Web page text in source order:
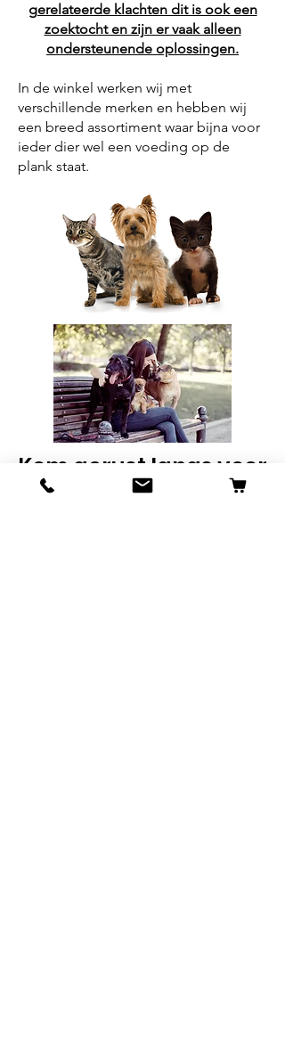
gerelateerde klachten dit is ook een
zoektocht en zijn er vaak alleen
ondersteunende oplossingen.
In de winkel werken wij met
verschillende merken en hebben wij
een breed assortiment waar bijna voor
ieder dier wel een voeding op de
plank staat.
Kom gerust langs voor
advies